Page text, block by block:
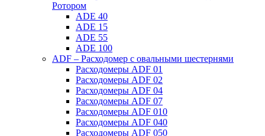
Ротором
ADE 40
ADE 15
ADE 55
ADE 100
ADF – Расходомер с овальными шестернями
Расходомеры ADF 01
Расходомеры ADF 02
Расходомеры ADF 04
Расходомеры ADF 07
Расходомеры ADF 010
Расходомеры ADF 040
Расходомеры ADF 050